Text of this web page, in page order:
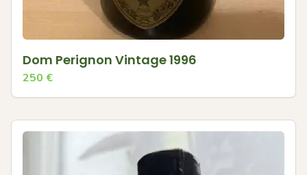
Dom Perignon Vintage 1996
250 €